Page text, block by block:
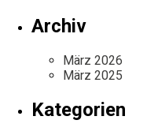
Archiv
März 2026
März 2025
Kategorien